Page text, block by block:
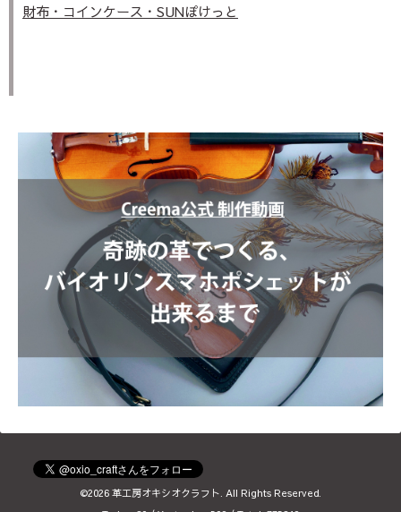
財布・コインケース・SUNぽけっと
©2026 革工房オキシオクラフト. All Rights Reserved.